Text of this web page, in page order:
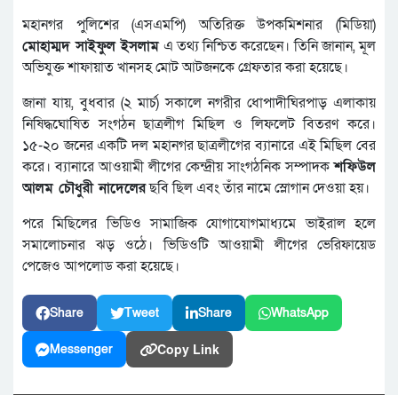
মহানগর পুলিশের (এসএমপি) অতিরিক্ত উপকমিশনার (মিডিয়া)
মোহাম্মদ সাইফুল ইসলামএ তথ্য নিশ্চিত করেছেন। তিনি জানান, মূল
অভিযুক্ত শাফায়াত খানসহ মোট আটজনকে গ্রেফতার করা হয়েছে।
জানা যায়, বুধবার (২ মার্চ) সকালে নগরীর ধোপাদীঘিরপাড় এলাকায়
নিষিদ্ধঘোষিত সংগঠন ছাত্রলীগ মিছিল ও লিফলেট বিতরণ করে।
১৫-২০ জনের একটি দল মহানগর ছাত্রলীগের ব্যানারে এই মিছিল বের
করে। ব্যানারে আওয়ামী লীগের কেন্দ্রীয় সাংগঠনিক সম্পাদকশফিউল
আলম চৌধুরী নাদেলেরছবি ছিল এবং তাঁর নামে স্লোগান দেওয়া হয়।
পরে মিছিলের ভিডিও সামাজিক যোগাযোগমাধ্যমে ভাইরাল হলে
সমালোচনার ঝড় ওঠে। ভিডিওটি আওয়ামী লীগের ভেরিফায়েড
পেজেও আপলোড করা হয়েছে।
Share Tweet Share WhatsApp
Messenger Copy Link